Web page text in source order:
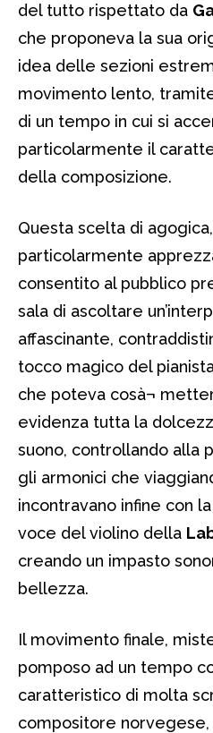
del tutto rispettato da
che proponeva la sua
idea delle sezioni
movimento lento,
di un tempo in cui si
particolarmente il
della composizione.
Questa scelta di
particolarmente
consentito al pubblico
sala di ascoltare
affascinante,
tocco magico del
che poteva cosà¬
evidenza tutta la
suono, controllando alla
gli armonici che
incontravano infine con
voce del violino della
creando un impasto
bellezza.
Il movimento finale,
pomposo ad un tempo
caratteristico di molta
compositore norvegese,